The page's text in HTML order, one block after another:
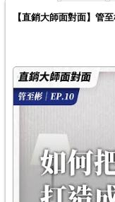
【直銷大師面對面】管